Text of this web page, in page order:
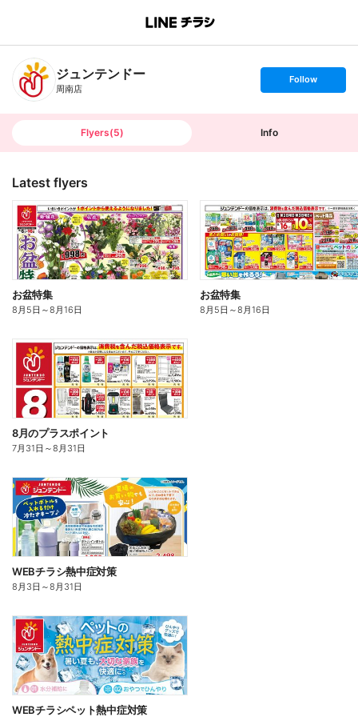
B
n
T
ジュンテンドー
周南店
s
t
o
Follow
Flyers(5) Info
Latest flyers
お盆特集
8月5日 ～8月16日
お盆特集
8月5日 ～8月16日
8月のプラスポイント
7月31日 ～8月31日
WEBチラシ熱中症対策
8月3日 ～8月31日
WEBチラシペット熱中症対策